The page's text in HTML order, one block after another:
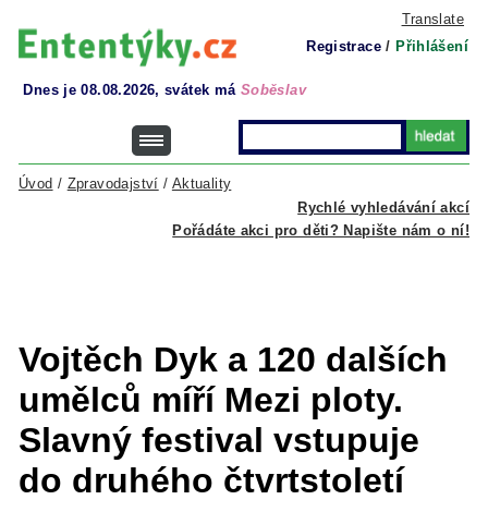
Translate
Registrace / Přihlášení
Dnes je 08.08.2026, svátek má Soběslav
Rychlé vyhledávání akcí
Úvod / Zpravodajství / Aktuality
Pořádáte akci pro děti? Napište nám o ní!
Vojtěch Dyk a 120 dalších
umělců míří Mezi ploty.
Slavný festival vstupuje
do druhého čtvrtstoletí